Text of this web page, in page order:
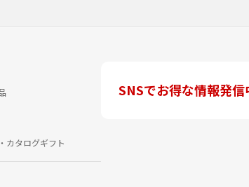
カタログギフト
SNSでお得な情報発信